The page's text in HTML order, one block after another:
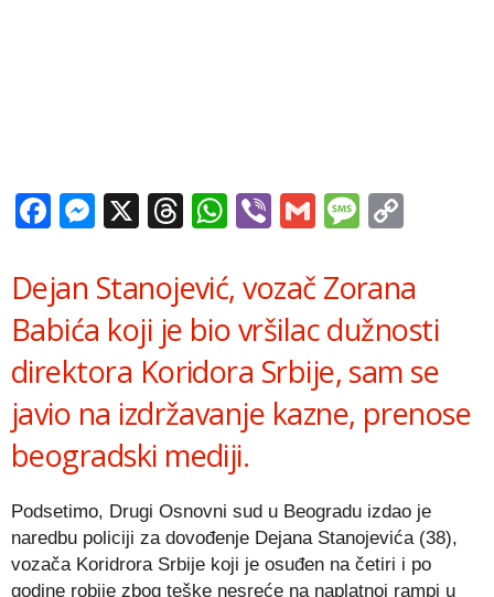
Facebook
Messenger
X Threads
WhatsApp
ViberGmail
Dejan Stanojević, vozač Zorana
Babića koji je bio vršilac dužnosti
direktora Koridora Srbije, sam se
javio na izdržavanje kazne, prenose
beogradski mediji.
Podsetimo, Drugi Osnovni sud u Beogradu izdao je
naredbu policiji za dovođenje Dejana Stanojevića (38),
vozača Koridrora Srbije koji je osuđen na četiri i po
godine robije zbog teške nesreće na naplatnoj rampi u